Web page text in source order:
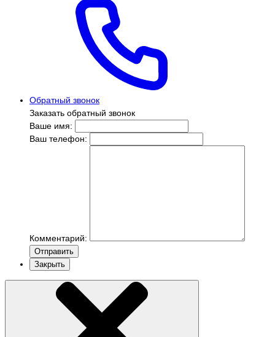
Обратный звонок
Заказать обратный звонок
Ваше имя:
Ваш телефон:
Комментарий:
Отправить
Закрыть